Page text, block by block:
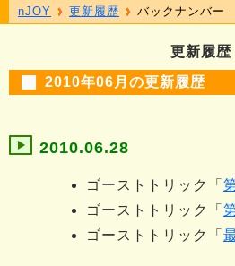
更新履歴
2010年06月の更新履歴
2010.06.28
ゴーストトリック「
ゴーストトリック「
ゴーストトリック「
nJOY 更新履歴 バックナンバー